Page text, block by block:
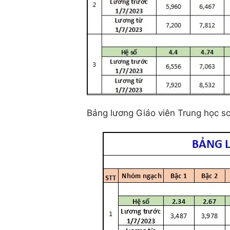
Bảng lương Giáo viên Trung học